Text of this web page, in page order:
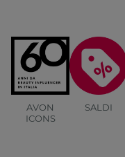
AVON
ICONS
SALDI